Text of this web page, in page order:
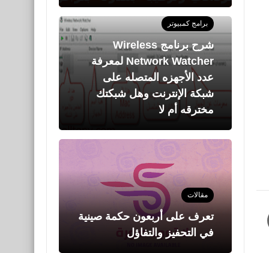
برامج كمبيوتر
شرح برنامج Wireless
Network Watcher لمعرفة
عدد الأجهزه المتصله على
شبكة الإنترنت وهل شبكتك
مخترقه أم لا
مقالات
تعرف على أربعون حكمة صينية
في التحفيز والتفاؤل